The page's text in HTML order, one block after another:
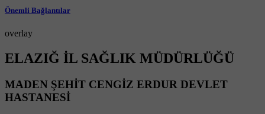
Önemli Bağlantılar
overlay
ELAZIĞ İL SAĞLIK MÜDÜRLÜĞÜ
MADEN ŞEHİT CENGİZ ERDUR DEVLET
HASTANESİ